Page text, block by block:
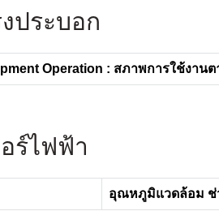
ประบอก
Operation : สภาพการใช้งาน
ร์ไฟฟ้า
อุณหภูมิแวดล้อม ช่ว